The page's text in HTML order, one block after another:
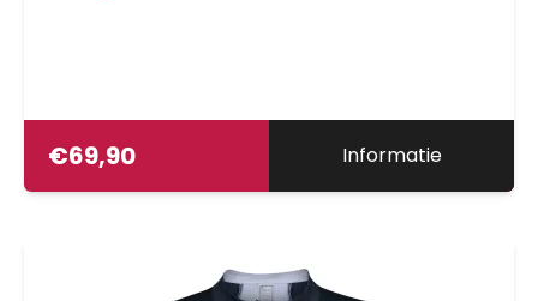
€69,90 Informatie